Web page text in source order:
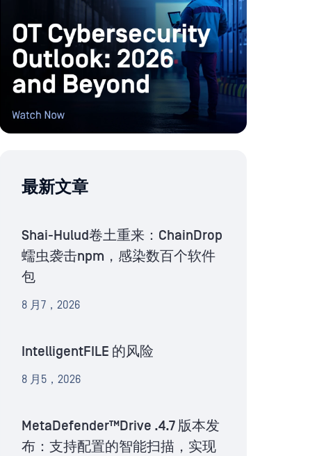
最新文章
Shai-Hulud卷土重来：ChainDrop
蠕虫袭击npm，感染数百个软件
包
8 月7，2026
IntelligentFILE 的风险
8 月5，2026
MetaDefender™Drive .4.7 版本发
布：支持配置的智能扫描，实现